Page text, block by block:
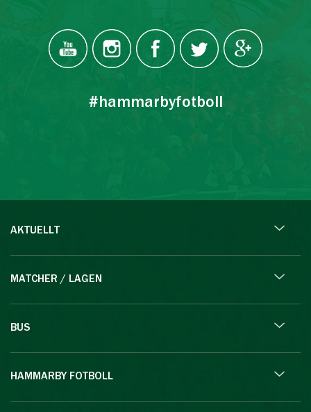
#hammarbyfotboll
AKTUELLT
MATCHER / LAGEN
BUS
HAMMARBY FOTBOLL